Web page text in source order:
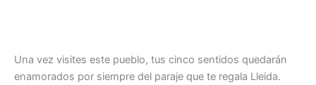
Una vez visites este pueblo, tus cinco sentidos quedarán
enamorados por siempre del paraje que te regala Lleida.